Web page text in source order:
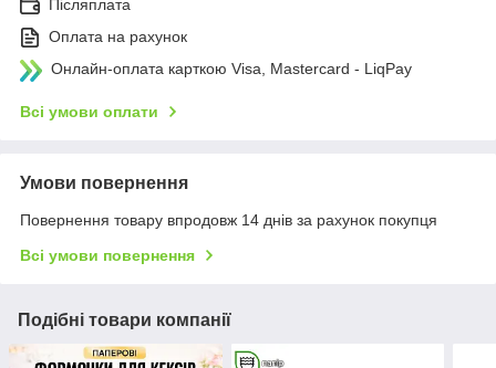
Післяплата
Оплата на рахунок
Онлайн-оплата карткою Visa, Mastercard - LiqPay
Всі умови оплати
Умови повернення
Повернення товару впродовж 14 днів за рахунок покупця
Всі умови повернення
Подібні товари компанії